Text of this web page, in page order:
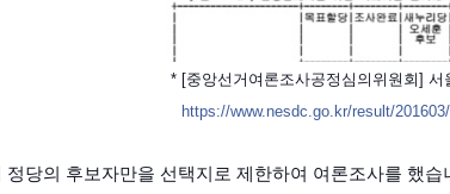
* [중앙선거여론조사공정심의위원회]
https://www.nesdc.go.kr/result/
정당의 후보자만을 선택지로 제한하여 여론조사를 했